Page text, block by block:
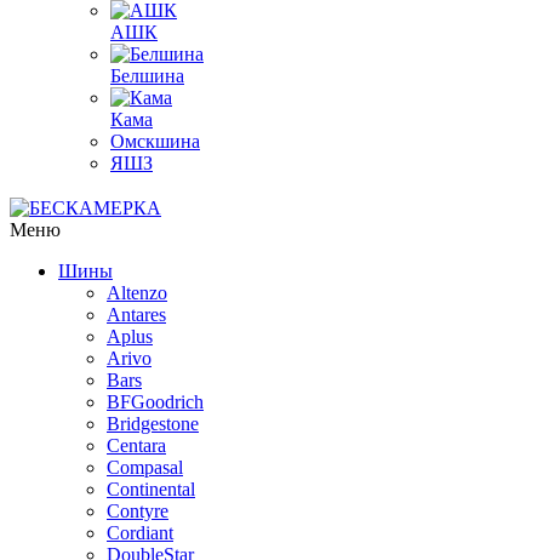
АШК
Белшина
Кама
Омскшина
ЯШЗ
Меню
Шины
Altenzo
Antares
Aplus
Arivo
Bars
BFGoodrich
Bridgestone
Centara
Compasal
Continental
Contyre
Cordiant
DoubleStar